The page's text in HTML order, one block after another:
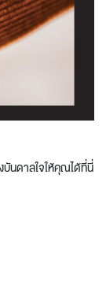
บันดาลใจให้คุณได้ที่นี่